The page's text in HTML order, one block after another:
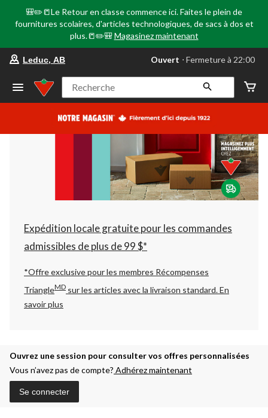
🎒✏️📒Le Retour en classe commence ici. Faites le plein de
fournitures scolaires, d'articles technologiques, de sacs à dos et
plus.📒✏️🎒 Magasinez maintenant
votre
préféré
Leduc,
AB,
courament
Fermeture
à
22:00
cliquer
pour
changer
Leduc, AB Ouvert ⋅ Fermeture à 22:00
Recherche
Expédition locale gratuite pour les commandes
admissibles de plus de 99 $*
*Offre exclusive pour les membres Récompenses
TriangleMD sur les articles avec la livraison standard.En
savoir plus
Ouvrez une session pour consulter vos offres personnalisées
Vous n’avez pas de compte? Adhérez maintenant
Se connecter